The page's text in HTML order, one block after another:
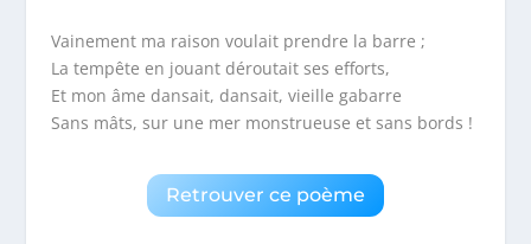
Vainement ma raison voulait prendre la barre ;
La tempête en jouant déroutait ses efforts,
Et mon âme dansait, dansait, vieille gabarre
Sans mâts, sur une mer monstrueuse et sans bords !
Retrouver ce poème